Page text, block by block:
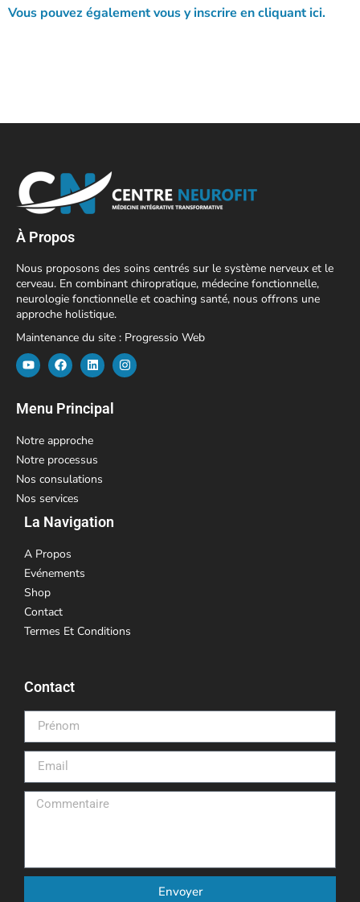
Vous pouvez également vous y inscrire en cliquant ici.
À Propos
Nous proposons des soins centrés sur le système nerveux et le
cerveau. En combinant chiropratique, médecine fonctionnelle,
neurologie fonctionnelle et coaching santé, nous offrons une
approche holistique.
Maintenance du site : Progressio Web
Menu Principal
Notre approche
Notre processus
Nos consulations
Nos services
La Navigation
A Propos
Evénements
Shop
Contact
Termes Et Conditions
Contact
Envoyer